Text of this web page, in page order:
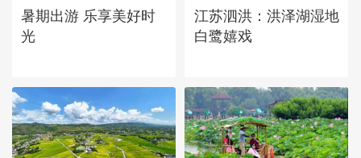
暑期出游 乐享美好时
光
江苏泗洪：洪泽湖湿地
白鹭嬉戏